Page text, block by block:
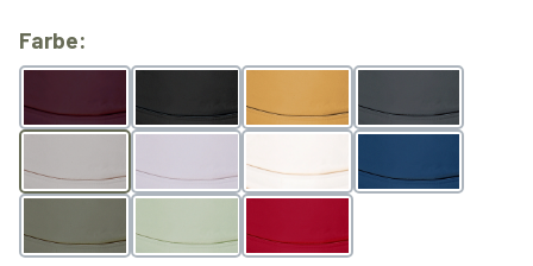
Farbe:
Berry Black Butterscotch Grey
Light Grey Natur Ocean
Olive Pistachio Rubyred